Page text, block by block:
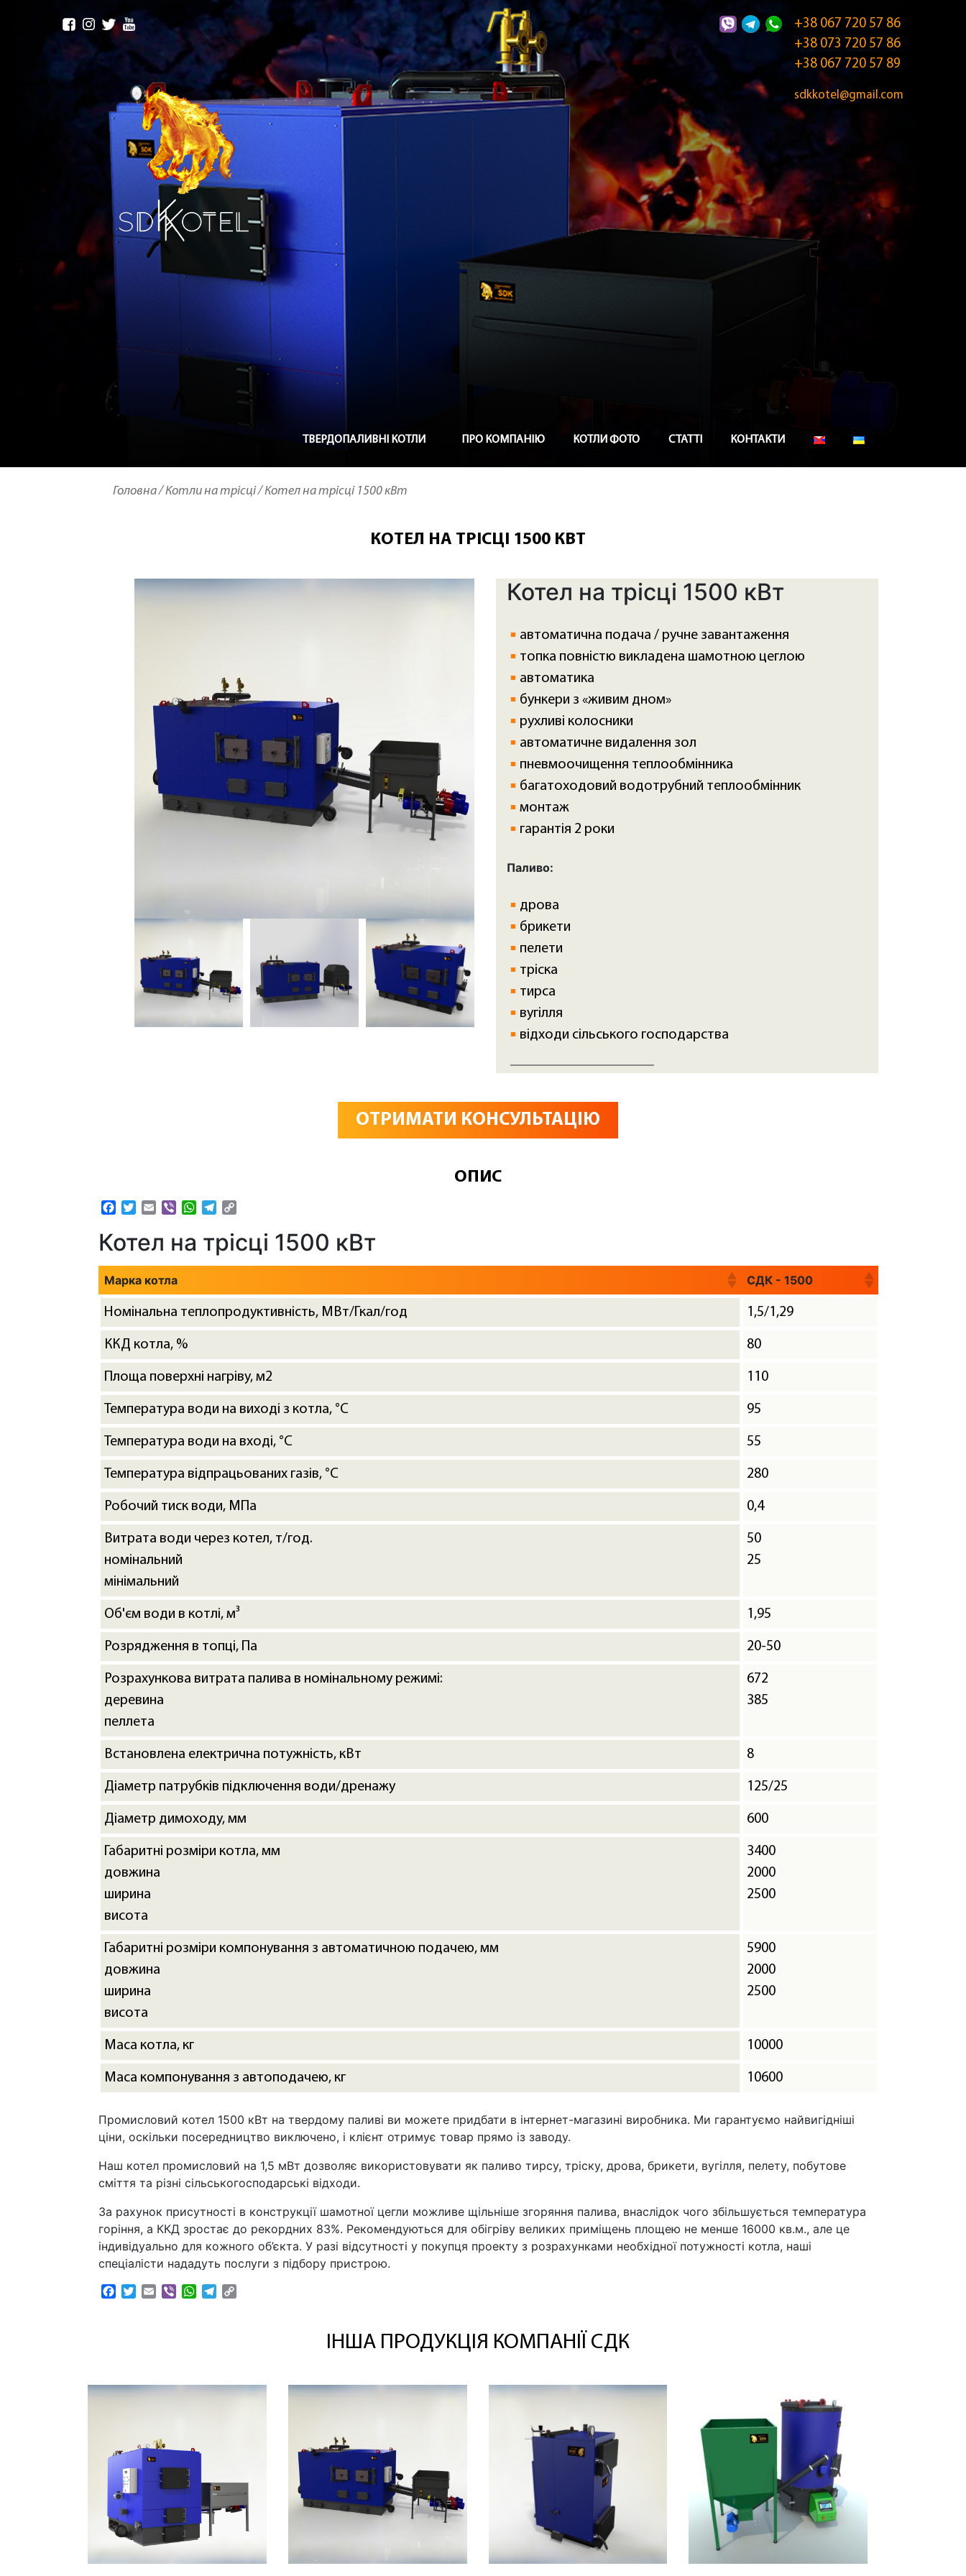
+38 067 720 57 86
+38 073 720 57 86
+38 067 720 57 89
sdkkotel@gmail.com
ТВЕРДОПАЛИВНІ КОТЛИ ПРО КОМПАНІЮ КОТЛИ ФОТО СТАТТІ КОНТАКТИ
Головна /Котли на трісці /Котел на трісці 1500 кВт
КОТЕЛ НА ТРІСЦІ 1500 КВТ
Котел на трісці 1500 кВт
автоматична подача / ручне завантаження
топка повністю викладена шамотною цеглою
автоматика
бункери з «живим дном»
рухливі колосники
автоматичне видалення зол
пневмоочищення теплообмінника
багатоходовий водотрубний теплообмінник
монтаж
гарантія 2 роки
Паливо:
дрова
брикети
пелети
тріска
тирса
вугілля
відходи сільського господарства
ОТРИМАТИ КОНСУЛЬТАЦІЮ
ОПИС
Facebook
TwitterEmailViberWhatsApp
Telegram
Котел на трісці 1500 кВт
Марка котла СДК - 1500
Номінальна теплопродуктивність, МВт/Гкал/год 1,5/1,29
ККД котла, % 80
Площа поверхні нагріву, м2 110
Температура води на виході з котла, °C 95
Температура води на вході, °C 55
Температура відпрацьованих газів, °C 280
Робочий тиск води, МПа 0,4
Витрата води через котел, т/год.
номінальний
мінімальний
50
25
Об'єм води в котлі, м³ 1,95
Розрядження в топці, Па 20-50
Розрахункова витрата палива в номінальному режимі:
деревина
пеллета
672
385
Встановлена електрична потужність, кВт 8
Діаметр патрубків підключення води/дренажу 125/25
Діаметр димоходу, мм 600
Габаритні розміри котла, мм
довжина
ширина
висота
3400
2000
2500
Габаритні розміри компонування з автоматичною подачею, мм
довжина
ширина
висота
5900
2000
2500
Маса котла, кг 10000
Маса компонування з автоподачею, кг 10600
Промисловий котел 1500 кВт на твердому паливі ви можете придбати в інтернет-магазині виробника. Ми гарантуємо найвигідніші
ціни, оскільки посередництво виключено, і клієнт отримує товар прямо із заводу.
Наш котел промисловий на 1,5 мВт дозволяє використовувати як паливо тирсу, тріску, дрова, брикети, вугілля, пелету, побутове
сміття та різні сільськогосподарські відходи.
За рахунок присутності в конструкції шамотної цегли можливе щільніше згоряння палива, внаслідок чого збільшується температура
горіння, а ККД зростає до рекордних 83%. Рекомендуються для обігріву великих приміщень площею не менше 16000 кв.м., але це
індивідуально для кожного об’єкта. У разі відсутності у покупця проекту з розрахунками необхідної потужності котла, наші
спеціалісти нададуть послуги з підбору пристрою.
Facebook
TwitterEmailViberWhatsApp
Telegram
ІНША ПРОДУКЦІЯ КОМПАНІЇ СДК